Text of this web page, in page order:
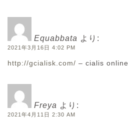
Equabbata より:
2021年3月16日 4:02 PM
http://gcialisk.com/ – cialis online
Freya より:
2021年4月11日 2:30 AM